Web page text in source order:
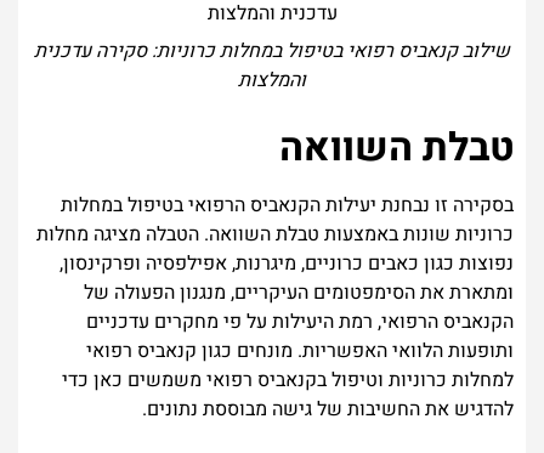
שילוב קנאביס רפואי בטיפול במחלות כרוניות: סקירה עדכנית
והמלצות
טבלת השוואה
בסקירה זו נבחנת יעילות הקנאביס הרפואי בטיפול במחלות
כרוניות שונות באמצעות טבלת השוואה. הטבלה מציגה מחלות
נפוצות כגון כאבים כרוניים, מיגרנות, אפילפסיה ופרקינסון,
ומתארת את הסימפטומים העיקריים, מנגנון הפעולה של
הקנאביס הרפואי, רמת היעילות על פי מחקרים עדכניים
ותופעות הלוואי האפשריות. מונחים כגון קנאביס רפואי
למחלות כרוניות וטיפול בקנאביס רפואי משמשים כאן כדי
להדגיש את החשיבות של גישה מבוססת נתונים.